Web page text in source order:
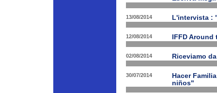
13/08/2014 L'intervista :
12/08/2014 IFFD
02/08/2014 Riceviamo
30/07/2014
Hacer
niños"